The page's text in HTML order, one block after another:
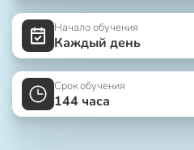
Начало обучения
Каждый день
Срок обучения
144 часа